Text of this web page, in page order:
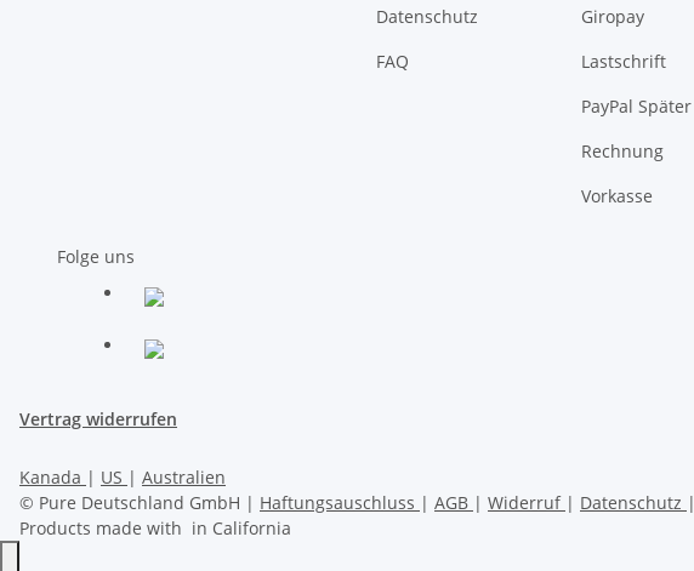
Datenschutz
FAQ
Giropay
Lastschrift
PayPal
Rechnung
Vorkasse
Folge uns
Vertrag widerrufen
Kanada | US | Australien
© Pure Deutschland GmbH | Haftungsauschluss | AGB | Widerruf | Datenschutz |
Products made with in California